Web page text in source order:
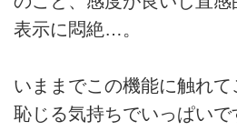
表示に悶絶…。
いままでこの機能に触れ
恥じる気持ちでいっぱい